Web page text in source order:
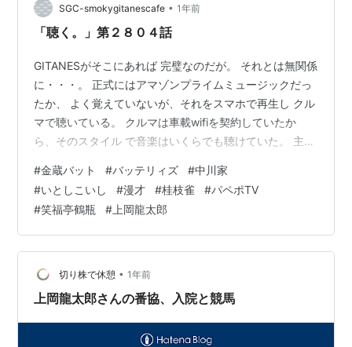
SGC-smokygitanescafe • 1年前
「聴く。」第２８０４話
GITANESがそこにあれば 完璧なのだが。 それとは無関係
に・・・。 正式にはアマゾンプライムミュージックだっ
たか、 よく覚えていないが、それをスマホで再生し クル
マで聴いている。 クルマは車載wifiを契約していたか
ら、そのスタイル で音楽はいくらでも聴けていた。 主に
上がってしまうのが 津軽じょんがらの三味線である。 ま
あそれはいいとして、車載wifiの料金が値上げ されるこ
とになってしまったので、癪だから wifiを解約した。こ
れでAPミュージックを聴き 続けるとパケット代に響いて
しまう。 これも嫌だから、いっそのこと音楽をスマホ…
#金蔵バット #バッテリィズ #中川家
#いとしこいし #漫才 #桂枝雀 #パペポTV
#笑福亭鶴瓶 # 上岡龍太郎
切り株で休憩 • 1年前
上岡龍太郎さんの番協、入院と競馬